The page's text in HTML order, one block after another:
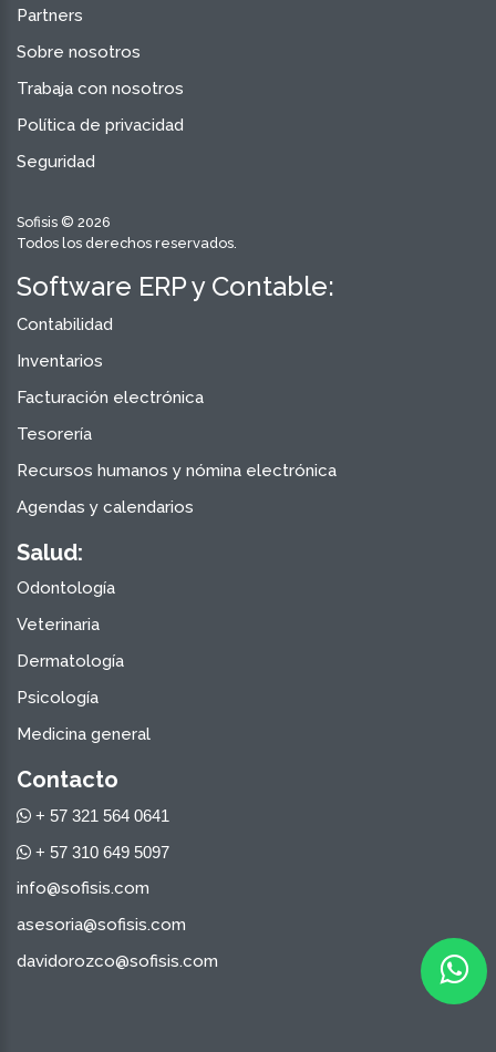
Partners
Sobre nosotros
Trabaja con nosotros
Política de privacidad
Seguridad
Sofisis © 2026
Todos los derechos reservados.
Software ERP y Contable:
Contabilidad
Inventarios
Facturación electrónica
Tesorería
Recursos humanos y nómina electrónica
Agendas y calendarios
Salud:
Odontología
Veterinaria
Dermatología
Psicología
Medicina general
Contacto
+ 57 321 564 0641
+ 57 310 649 5097
info@sofisis.com
asesoria@sofisis.com
davidorozco@sofisis.com